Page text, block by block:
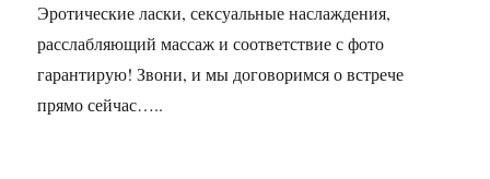
Эротические ласки, сексуальные наслаждения,
расслабляющий массаж и соответствие с фото
гарантирую! Звони, и мы договоримся о встрече
прямо сейчас…..